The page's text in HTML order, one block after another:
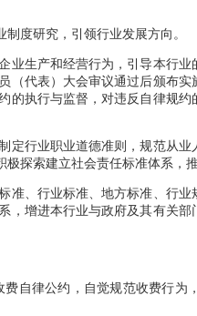
度研究，引领行业发展方向。
生产和经营行为，引导本行业
代表）大会审议通过后颁布
执行与监督，对违反自律规
行业职业道德准则，规范从业
探索建立社会责任标准体系，
、行业标准、地方标准、行业
增进本行业与政府及其有关
律公约，自觉规范收费行为